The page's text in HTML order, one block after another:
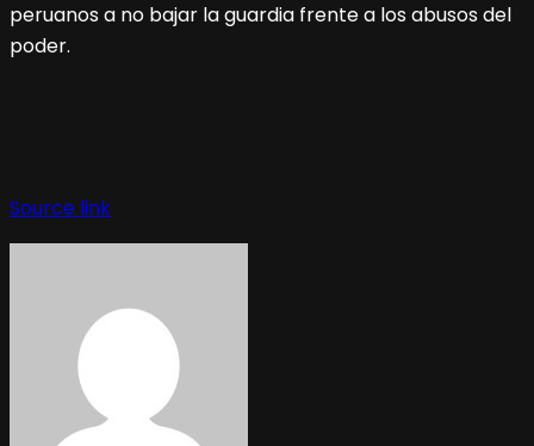
peruanos a no bajar la guardia frente a los abusos del
poder.
de
entradas
Source link